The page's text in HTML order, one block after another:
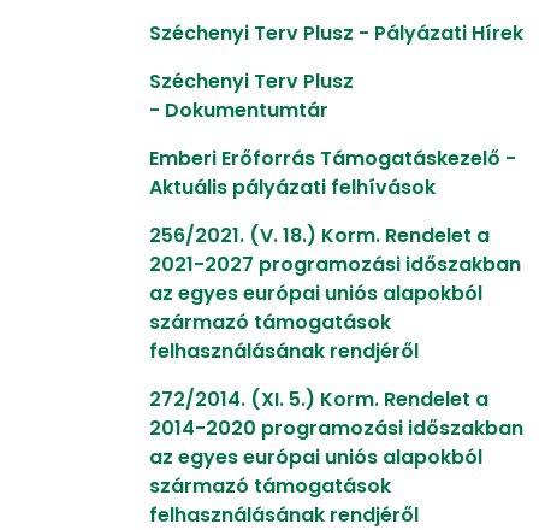
Széchenyi Terv Plusz - Pályázati Hírek
Széchenyi Terv Plusz
- Dokumentumtár
Emberi Erőforrás Támogatáskezelő -
Aktuális pályázati felhívások
256/2021. (V. 18.) Korm. Rendelet a
2021-2027 programozási időszakban
az egyes európai uniós alapokból
származó támogatások
felhasználásának rendjéről
272/2014. (XI. 5.) Korm. Rendelet a
2014-2020 programozási időszakban
az egyes európai uniós alapokból
származó támogatások
felhasználásának rendjéről